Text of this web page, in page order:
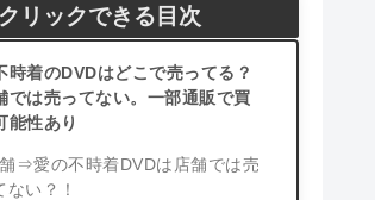
クリックできる目次
時着のDVDはどこで売ってる？
では売ってない。一部通販で買
能性あり
⇒愛の不時着DVDは店舗では売
ない？！